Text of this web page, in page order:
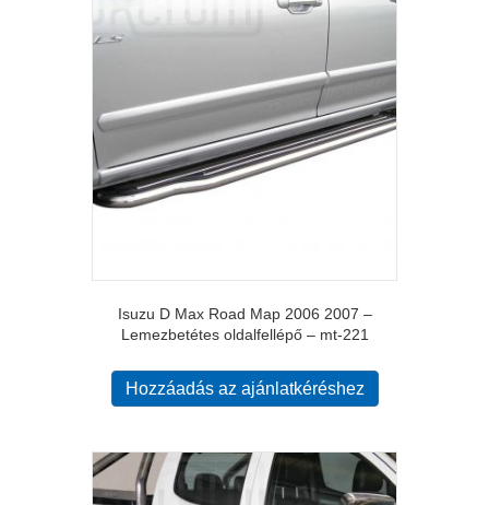
Isuzu D Max Road Map 2006 2007 –
Lemezbetétes oldalfellépő – mt-221
Hozzáadás az ajánlatkéréshez